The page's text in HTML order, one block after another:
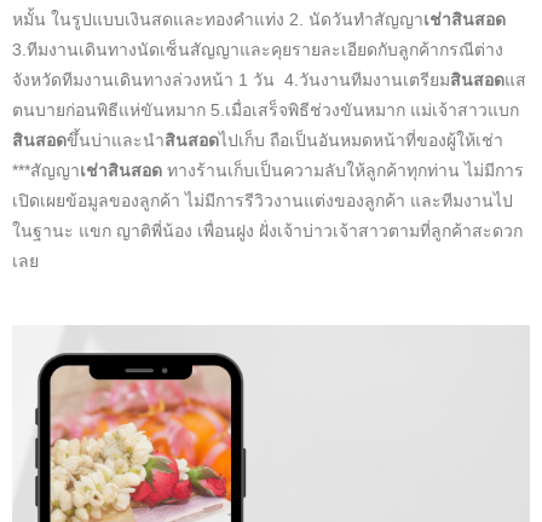
หมั้น ในรูปแบบเงินสดและทองคำแท่ง 2. นัดวันทำสัญญาเช่าสินสอด
3.ทีมงานเดินทางนัดเซ็นสัญญาและคุยรายละเอียดกับลูกค้ากรณีต่าง
จังหวัดทีมงานเดินทางล่วงหน้า 1 วัน 4.วันงานทีมงานเตรียมสินสอดแส
ตนบายก่อนพิธีแห่ขันหมาก 5.เมื่อเสร็จพิธีช่วงขันหมาก แม่เจ้าสาวแบก
สินสอดขึ้นบ่าและนำสินสอดไปเก็บ ถือเป็นอันหมดหน้าที่ของผู้ให้เช่า
***สัญญาเช่าสินสอด ทางร้านเก็บเป็นความลับให้ลูกค้าทุกท่าน ไม่มีการ
เปิดเผยข้อมูลของลูกค้า ไม่มีการรีวิวงานแต่งของลูกค้า และทีมงานไป
ในฐานะ แขก ญาติพี่น้อง เพื่อนฝูง ฝั่งเจ้าบ่าวเจ้าสาวตามที่ลูกค้าสะดวก
เลย